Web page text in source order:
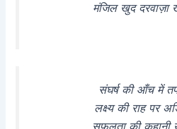
मंजिल खुद दरवाज़ा
संघर्ष की आँच में
लक्ष्य की राह पर